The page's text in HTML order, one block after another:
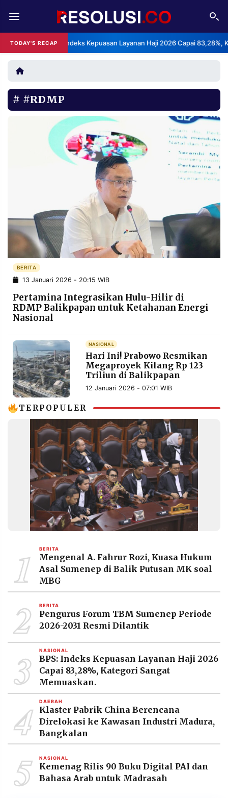
TODAY'S RECAP
BPS: Indeks Kepuasan Layanan Haji 2026 Capai 83,28%,
REDAKSI TENTANG
RESOLUSI IKLAN
RUBRIKASI
AKSARA
PERSONA
NASIONAL
INFORMASI
PRIVACY
POLICY
BERITA
WARGA
INFORMASI
IKLAN
KIRIM
PENGADUAN TERM
SERVICE
IKUTI
KAMI
RESOLUSI
MEDIA
PRAMUDITA
Resolusi.co
RESOLUSI
MEDIA
PRAMUDITA
#RDMP
BERITA
13 Januari 2026 - 20:15 WIB
Pertamina Integrasikan Hulu-Hilir di
RDMP Balikpapan untuk Ketahanan Energi
Nasional
NASIONAL
Hari Ini! Prabowo Resmikan
Megaproyek Kilang Rp 123
Triliun di Balikpapan
12 Januari 2026 - 07:01 WIB
TERPOPULER
1 BERITA
Mengenal A. Fahrur Rozi, Kuasa Hukum
Asal Sumenep di Balik Putusan MK soal
MBG
2 BERITA
Pengurus Forum TBM Sumenep Periode
2026-2031 Resmi Dilantik
3 NASIONAL
BPS: Indeks Kepuasan Layanan Haji 2026
Capai 83,28%, Kategori Sangat
Memuaskan.
4 DAERAH
Klaster Pabrik China Berencana
Direlokasi ke Kawasan Industri Madura,
Bangkalan
5 NASIONAL
Kemenag Rilis 90 Buku Digital PAI dan
Bahasa Arab untuk Madrasah